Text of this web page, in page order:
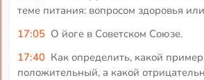
теме питания: вопросом здоровья
17:05 О йоге в Советском Союзе.
17:40 Как определить, какой
положительный, а какой